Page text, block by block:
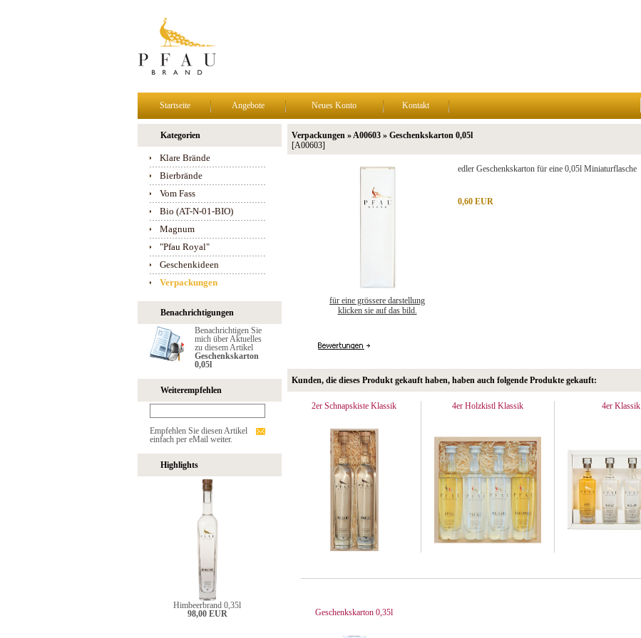
Startseite Angebote Neues Konto Kontakt
Kategorien
Klare Brände
Bierbrände
Vom Fass
Bio (AT-N-01-BIO)
Magnum
"Pfau Royal"
Geschenkideen
Verpackungen
Benachrichtigungen
Benachrichtigen Sie
mich über Aktuelles
zu diesem Artikel
Geschenkskarton
0,05l
Weiterempfehlen
Empfehlen Sie diesen Artikel
einfach per eMail weiter.
Highlights
Himbeerbrand 0,35l
98,00 EUR
Verpackungen » A00603 » Geschenkskarton 0,05l
[A00603]
für eine grössere darstellung
klicken sie auf das bild.
edler Geschenkskarton für eine 0,05l Miniaturflasche
0,60 EUR
Kunden, die dieses Produkt gekauft haben, haben auch folgende Produkte gekauft:
2er Schnapskiste Klassik 4er Holzkistl Klassik 4er Klassik
Geschenkskarton 0,35l